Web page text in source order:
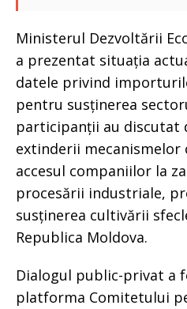
Ministerul Dezvoltării
a prezentat situația
datele privind
pentru susținerea
participanții au discutat
extinderii mecanismelor
accesul companiilor la
procesării industriale,
susținerea cultivării
Republica Moldova.
Dialogul public-privat a
platforma Comitetului